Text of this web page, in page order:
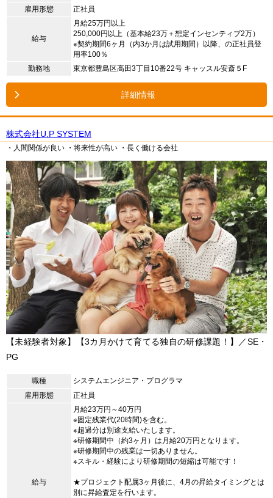
雇用形態
正社員
給与
月給25万円以上
250,000円以上（基本給23万＋想定インセンティブ2万）
※契約期間6ヶ月（内3か月は試用期間）以降、の正社員登
用率100％
勤務地
東京都豊島区高田3丁目10番22号 キャッスル安斎５F
詳細情報
株式会社U.P SYSTEM
・人間関係が良い ・将来性が高い ・長く働ける会社
【未経験者対象】【3カ月かけて育てる独自の研修課題！】／SE・
PG
職種
システムエンジニア・プログラマ
雇用形態
正社員
給与
月給23万円～40万円
※固定残業代(20時間)を含む。
※超過分は別途支給いたします。
※研修期間中（約3ヶ月）は月給20万円となります。
※研修期間中の残業は一切ありません。
※スキル・経験により研修期間の短縮は可能です！
★プロジェクト配属3ヶ月後に、4月の昇給タイミングとは
別に昇給査定を行います。